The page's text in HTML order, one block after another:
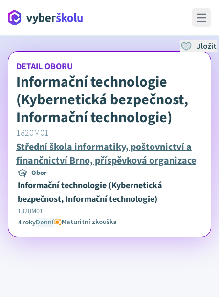
Open
DETAIL OBORU
Informační technologie
(Kybernetická bezpečnost,
Informační technologie)
1820M01
Střední škola informatiky, poštovnictví a
finančnictví Brno, příspěvková organizace
Obor
Informační technologie (Kybernetická
bezpečnost, Informační technologie)
1820M01
4 rokyDenní Maturitní zkouška
Uložit